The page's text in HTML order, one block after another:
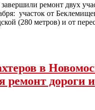
ремонт двух
участок от
(280 метров) и от
в
ремонт дороги и